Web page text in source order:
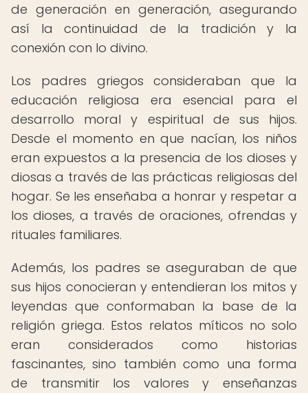
de generación en generación, asegurando
así la continuidad de la tradición y la
conexión con lo divino.
Los padres griegos consideraban que la
educación religiosa era esencial para el
desarrollo moral y espiritual de sus hijos.
Desde el momento en que nacían, los niños
eran expuestos a la presencia de los dioses y
diosas a través de las prácticas religiosas del
hogar. Se les enseñaba a honrar y respetar a
los dioses, a través de oraciones, ofrendas y
rituales familiares.
Además, los padres se aseguraban de que
sus hijos conocieran y entendieran los mitos y
leyendas que conformaban la base de la
religión griega. Estos relatos míticos no solo
eran considerados como historias
fascinantes, sino también como una forma
de transmitir los valores y enseñanzas